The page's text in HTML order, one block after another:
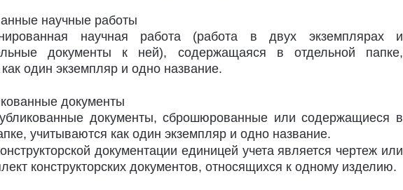
научные работы
научная работа (работа в двух экземплярах и
документы к ней), содержащаяся в отдельной папке,
один экземпляр и одно название.
документы
документы, сброшюрованные или содержащиеся в
учитываются как один экземпляр и одно название.
документации единицей учета является чертеж или
конструкторских документов, относящихся к одному изделию.